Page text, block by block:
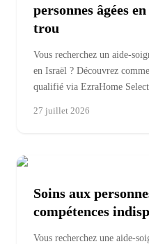
personnes âgées
trou
Vous recherchez un aide-
en Israël ? Découvrez
qualifié via EzraHome
27 juillet 2026
Soins aux
compétences
Vous recherchez une aide-